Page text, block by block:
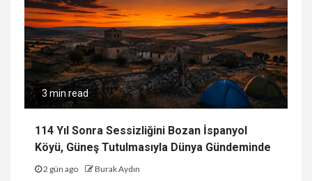
3 min read
114 Yıl Sonra Sessizliğini Bozan İspanyol
Köyü, Güneş Tutulmasıyla Dünya Gündeminde
2 gün ago Burak Aydın